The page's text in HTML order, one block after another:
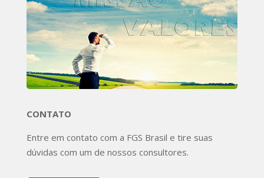
CONTATO
Entre em contato com a FGS Brasil e tire suas
dúvidas com um de nossos consultores.